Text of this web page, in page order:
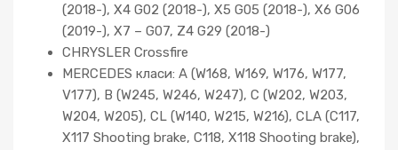
(2018-), X4 G02 (2018-), X5 G05 (2018-), X6 G06
(2019-), X7 – G07, Z4 G29 (2018-)
CHRYSLER Crossfire
MERCEDES класи: A (W168, W169, W176, W177,
V177), B (W245, W246, W247), C (W202, W203,
W204, W205), CL (W140, W215, W216), CLA (C117,
X117 Shooting brake, C118, X118 Shooting brake),